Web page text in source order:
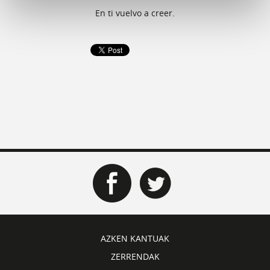
En ti vuelvo a creer.
AZKEN KANTUAK
ZERRENDAK